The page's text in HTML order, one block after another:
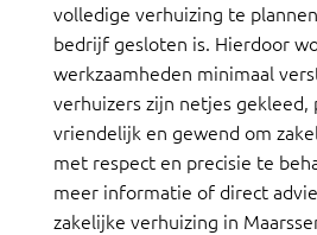
volledige verhuizing te
bedrijf gesloten is. Hierdoor
werkzaamheden minimaal
verhuizers zijn netjes gekleed,
vriendelijk en gewend om
met respect en precisie te
meer informatie of direct
zakelijke verhuizing in